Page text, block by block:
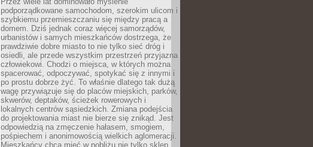
podporządkowane samochodom, szerokim ulicom i
szybkiemu przemieszczaniu się między pracą a
domem. Dziś jednak coraz więcej samorządów,
urbanistów i samych mieszkańców dostrzega, że
prawdziwie dobre miasto to nie tylko sieć dróg i
osiedli, ale przede wszystkim przestrzeń przyjazna
człowiekowi. Chodzi o miejsca, w których można
spacerować, odpoczywać, spotykać się z innymi i
po prostu dobrze żyć. To właśnie dlatego tak dużą
wagę przywiązuje się do placów miejskich, parków,
skwerów, deptaków, ścieżek rowerowych i
lokalnych centrów sąsiedzkich. Zmiana podejścia
do projektowania miast nie bierze się znikąd. Jest
odpowiedzią na zmęczenie hałasem, smogiem,
pośpiechem i anonimowością wielkich aglomeracji.
Mieszkańcy chcą mieć w pobliżu nie tylko sklep